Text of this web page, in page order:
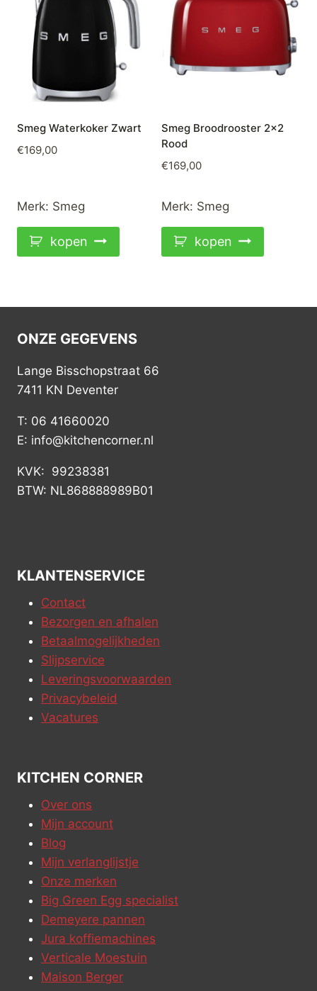
Smeg Waterkoker Zwart
€169,00
Merk: Smeg
kopen
Smeg Broodrooster 2×2
Rood
€169,00
Merk: Smeg
kopen
ONZE GEGEVENS
Lange Bisschopstraat 66
7411 KN Deventer
T: 06 41660020
E: info@kitchencorner.nl
KVK: 99238381
BTW: NL868888989B01
KLANTENSERVICE
Contact
Bezorgen en afhalen
Betaalmogelijkheden
Slijpservice
Leveringsvoorwaarden
Privacybeleid
Vacatures
KITCHEN CORNER
Over ons
Mijn account
Blog
Mijn verlanglijstje
Onze merken
Big Green Egg specialist
Demeyere pannen
Jura koffiemachines
Verticale Moestuin
Maison Berger